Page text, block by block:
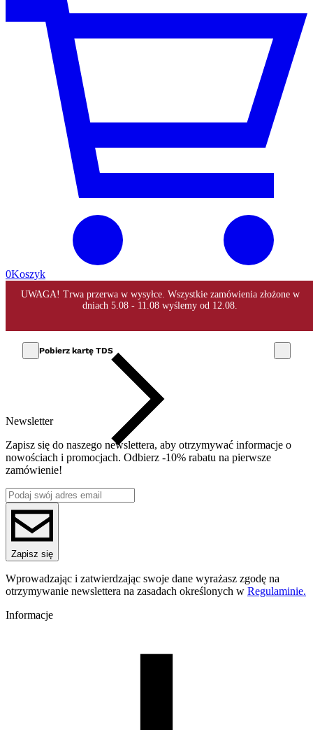
0Koszyk
Pobierz kartę TDS
Newsletter
Zapisz się do naszego newslettera, aby otrzymywać informacje o
nowościach i promocjach. Odbierz -10% rabatu na pierwsze
zamówienie!
Zapisz się
Wprowadzając i zatwierdzając swoje dane wyrażasz zgodę na
otrzymywanie newslettera na zasadach określonych w Regulaminie.
Informacje